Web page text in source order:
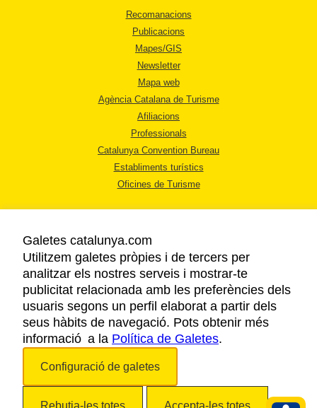
Recomanacions
Publicacions
Mapes/GIS
Newsletter
Mapa web
Agència Catalana de Turisme
Afiliacions
Professionals
Catalunya Convention Bureau
Establiments turístics
Oficines de Turisme
AVÍS LEGAL
POLÍTICA DE PRIVACITAT
COOKIES
ACCESSIBILITAT
Galetes catalunya.com
Utilitzem galetes pròpies i de tercers per
analitzar els nostres serveis i mostrar-te
publicitat relacionada amb les preferències dels
usuaris segons un perfil elaborat a partir dels
seus hàbits de navegació. Pots obtenir més
informació a la Política de Galetes.
Configuració de galetes
Rebutja-les totes Accepta-les totes